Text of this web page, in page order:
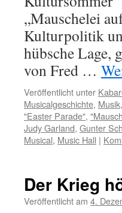
„Mauschelei
Kulturpolitik
hübsche Lage,
von Fred …
Veröffentlicht unter
Musicalgeschichte, Musik,
"Easter Parade",
Judy Garland, Gunter
Musical, Music Hall |
Der Krieg
Veröffentlicht am 4.